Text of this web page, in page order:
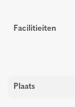
Facilitieiten
Plaats